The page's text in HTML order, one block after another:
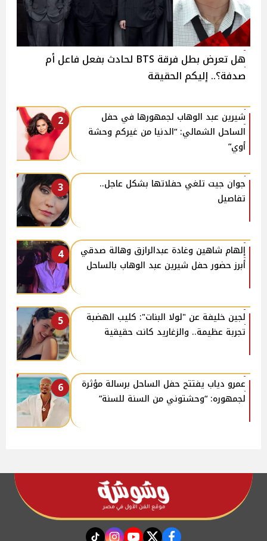
هل تعرض بطل فرقة BTS لحادث بفعل فاعل أم
صدفة؟.. إليكم الحقيقة
2
شيرين عبد الوهاب لجمهورها في حفل
الساحل الشمالي: “الدنيا من غيركم وحشة
أوي”
3
جوان جيت تلغي حفلاتها بشكل عاجل..
تفاصيل
4
إلهام شاهين وغادة عبدالرازق وهالة صدقي
أبرز حضور حفل شيرين عبد الوهاب بالساحل
5
لجين خليفة عن "لولا البنات": كليب الهضبة
تجربة عظيمة.. والزغاريد كانت حقيقية
6
عمرو دياب يفتتح حفل الساحل برسالة مؤثرة
لجمهوره: “وحشتوني من السنة للسنة”